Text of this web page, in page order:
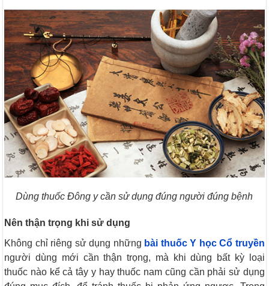
Dùng thuốc Đông y cần sử dụng đúng người đúng bệnh
Nên thận trọng khi sử dụng
Không chỉ riêng sử dụng những bài thuốc Y học Cổ truyền
người dùng mới cần thận trọng, mà khi dùng bất kỳ loại
thuốc nào kể cả tây y hay thuốc nam cũng cần phải sử dụng